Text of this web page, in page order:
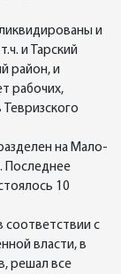
и
и Тарский
район, и
рабочих,
на Мало-
Последнее
10
соответствии с
власти, в
решал все